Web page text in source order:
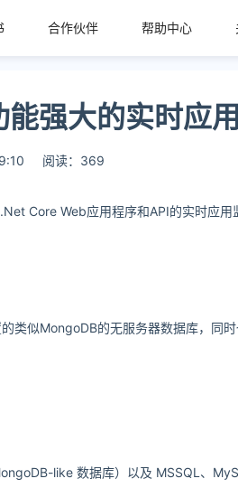
合作伙伴 帮助中心
强大的实时应
阅读：369
Core Web应用程序和API的实时应用
类似MongoDB的无服务器数据库，同
like 数据库）以及 MSSQL、